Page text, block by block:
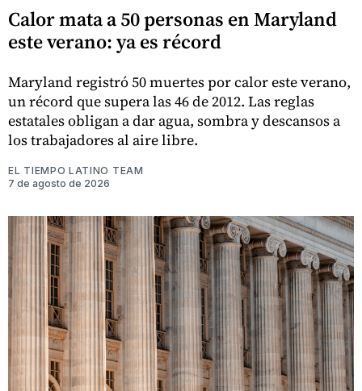
Calor mata a 50 personas en Maryland
este verano: ya es récord
Maryland registró 50 muertes por calor este verano,
un récord que supera las 46 de 2012. Las reglas
estatales obligan a dar agua, sombra y descansos a
los trabajadores al aire libre.
EL TIEMPO LATINO TEAM
7 de agosto de 2026